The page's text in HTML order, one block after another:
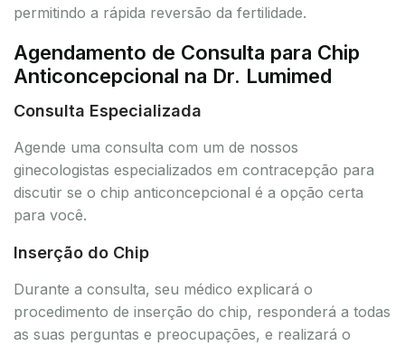
permitindo a rápida reversão da fertilidade.
Agendamento de Consulta para Chip
Anticoncepcional na Dr. Lumimed
Consulta Especializada
Agende uma consulta com um de nossos
ginecologistas especializados em contracepção para
discutir se o chip anticoncepcional é a opção certa
para você.
Inserção do Chip
Durante a consulta, seu médico explicará o
procedimento de inserção do chip, responderá a todas
as suas perguntas e preocupações, e realizará o